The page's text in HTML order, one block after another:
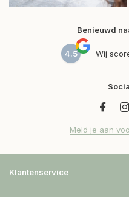
Benieuwd
4.5 Wij
Meld je aan
Klantenservice